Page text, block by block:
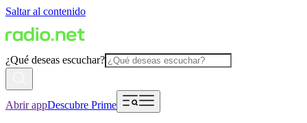
Saltar al contenido
¿Qué deseas escuchar?
Abrir appDescubre Prime